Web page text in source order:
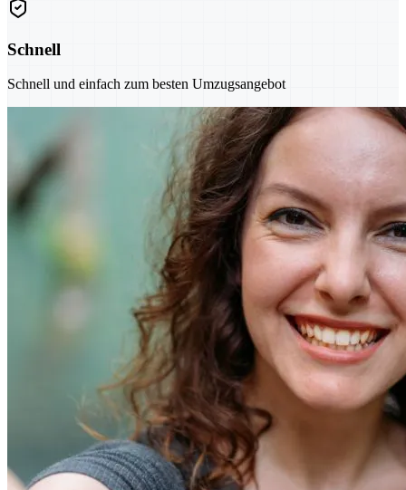
Schnell
Schnell und einfach zum besten Umzugsangebot